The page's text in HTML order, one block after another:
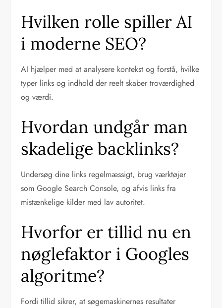
Hvilken rolle spiller AI
i moderne SEO?
AI hjælper med at analysere kontekst og forstå, hvilke
typer links og indhold der reelt skaber troværdighed
og værdi.
Hvordan undgår man
skadelige backlinks?
Undersøg dine links regelmæssigt, brug værktøjer
som Google Search Console, og afvis links fra
mistænkelige kilder med lav autoritet.
Hvorfor er tillid nu en
nøglefaktor i Googles
algoritme?
Fordi tillid sikrer, at søgemaskinernes resultater